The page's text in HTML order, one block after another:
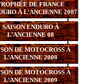
DE FRANCE
À L’ANCIENNE 2007
SAISON ENDURO À
L’ANCIENNE 08
DE MOTOCROSS À
L’ANCIENNE 2008
DE MOTOCROSS À
L’ANCIENNE 2009